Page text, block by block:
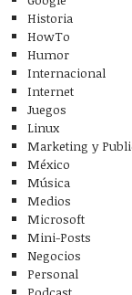
Historia
HowTo
Humor
Internacional
Internet
Juegos
Linux
Marketing y
México
Música
Medios
Microsoft
Mini-Posts
Negocios
Personal